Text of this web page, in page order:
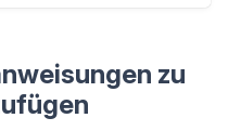
zu